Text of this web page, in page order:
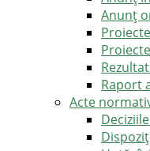
Anunț
Raport
Acte